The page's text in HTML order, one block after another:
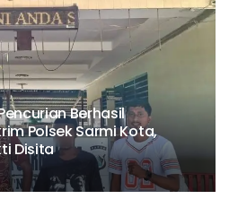
Berhasil
Polsek Sarmi Kota,
Disita